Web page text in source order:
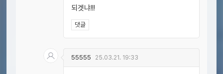
되겟냐!!!
댓글
55555 25.03.21. 19:33